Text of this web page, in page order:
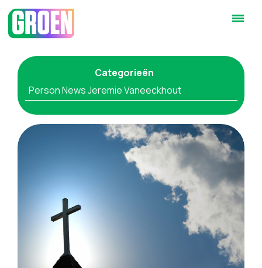
Categorieën
Person News Jeremie Vaneeckhout